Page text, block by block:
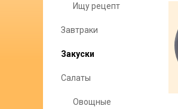
Ищу рецепт
Завтраки
Закуски
Салаты
Овощные